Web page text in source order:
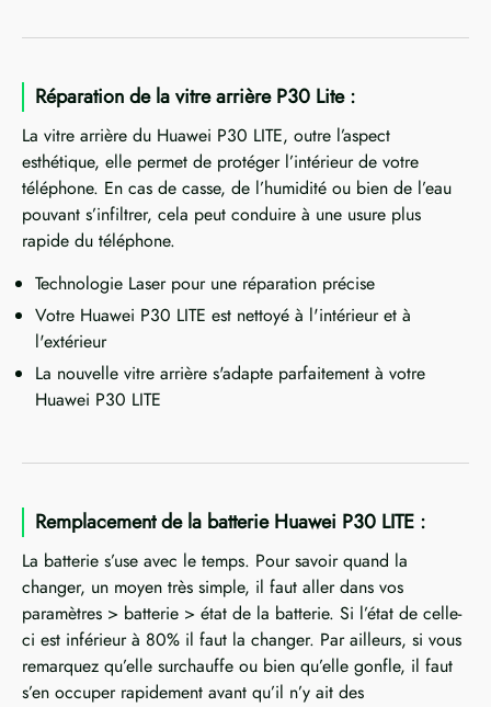
Réparation de la vitre arrière P30 Lite :
La vitre arrière du Huawei P30 LITE, outre l’aspect
esthétique, elle permet de protéger l’intérieur de votre
téléphone. En cas de casse, de l’humidité ou bien de l’eau
pouvant s’infiltrer, cela peut conduire à une usure plus
rapide du téléphone.
Technologie Laser pour une réparation précise
Votre Huawei P30 LITE est nettoyé à l'intérieur et à
l'extérieur
La nouvelle vitre arrière s'adapte parfaitement à votre
Huawei P30 LITE
Remplacement de la batterie Huawei P30 LITE :
La batterie s’use avec le temps. Pour savoir quand la
changer, un moyen très simple, il faut aller dans vos
paramètres > batterie > état de la batterie. Si l’état de celle-
ci est inférieur à 80% il faut la changer. Par ailleurs, si vous
remarquez qu’elle surchauffe ou bien qu’elle gonfle, il faut
s’en occuper rapidement avant qu’il n’y ait des